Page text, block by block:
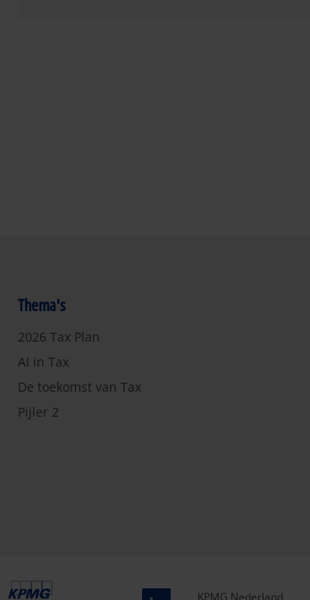
Thema's
2026 Tax Plan
AI in Tax
De toekomst van Tax
Pijler 2